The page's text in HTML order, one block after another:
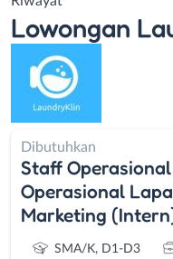
Lowongan
Dibutuhkan
Staff
Operasional
Marketing
SMA/K, D1-D3